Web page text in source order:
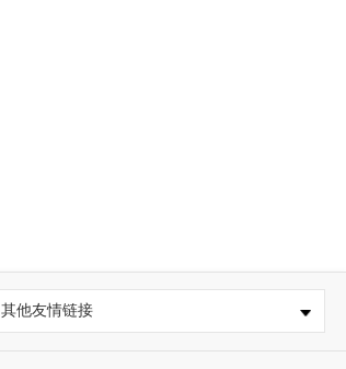
其他友情链接